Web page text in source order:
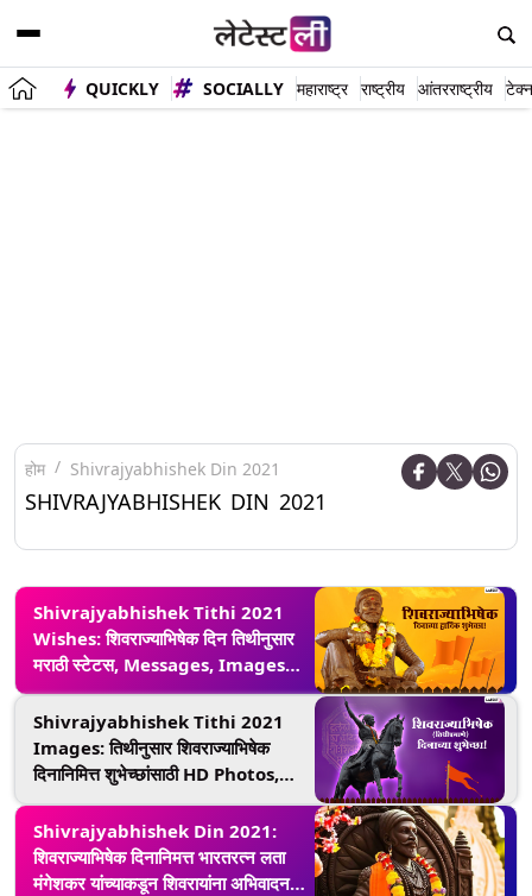
QUICKLY SOCIALLY महाराष्ट्र राष्ट्रीय आंतरराष्ट्रीय
होम Shivrajyabhishek Din 2021
SHIVRAJYABHISHEK DIN 2021
Shivrajyabhishek Tithi 2021
Wishes: शिवराज्याभिषेक दिन तिथीनुसार
मराठी स्टेटस, Messages, Images
च्या माध्यमातून द्या शिवप्रेमींना शुभेच्छा!
Shivrajyabhishek Tithi 2021
Images: तिथीनुसार शिवराज्याभिषेक
दिनानिमित्त शुभेच्छांसाठी HD Photos,
Wishes, Messages इथून करु शकता
डाऊनलोड
Shivrajyabhishek Din 2021:
शिवराज्याभिषेक दिनानिमत्त भारतरत्न लता
मंगेशकर यांच्याकडून शिवरायांना अभिवादन,